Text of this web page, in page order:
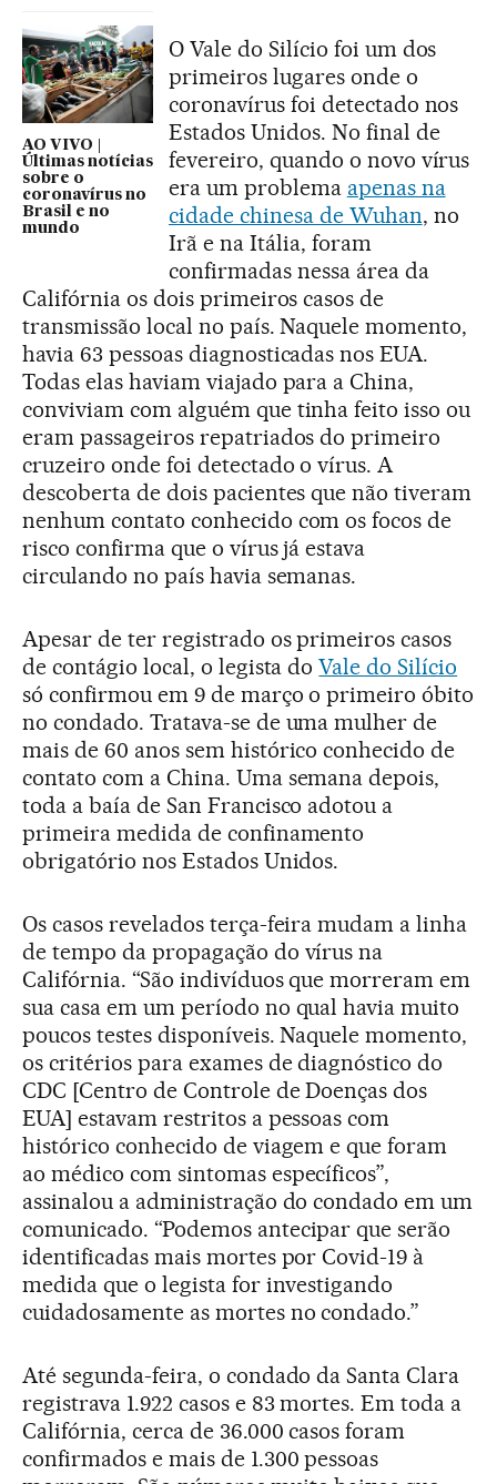
AO VIVO |
Últimas notícias
sobre o
coronavírus no
Brasil e no
mundo
O Vale do Silício foi um dos
primeiros lugares onde o
coronavírus foi detectado nos
Estados Unidos. No final de
fevereiro, quando o novo vírus
era um problema apenas na
cidade chinesa de Wuhan, no
Irã e na Itália, foram
confirmadas nessa área da
Califórnia os dois primeiros casos de
transmissão local no país. Naquele momento,
havia 63 pessoas diagnosticadas nos EUA.
Todas elas haviam viajado para a China,
conviviam com alguém que tinha feito isso ou
eram passageiros repatriados do primeiro
cruzeiro onde foi detectado o vírus. A
descoberta de dois pacientes que não tiveram
nenhum contato conhecido com os focos de
risco confirma que o vírus já estava
circulando no país havia semanas.
Apesar de ter registrado os primeiros casos
de contágio local, o legista doVale do Silício
só confirmou em 9 de março o primeiro óbito
no condado. Tratava-se de uma mulher de
mais de 60 anos sem histórico conhecido de
contato com a China. Uma semana depois,
toda a baía de San Francisco adotou a
primeira medida de confinamento
obrigatório nos Estados Unidos.
Os casos revelados terça-feira mudam a linha
de tempo da propagação do vírus na
Califórnia. “São indivíduos que morreram em
sua casa em um período no qual havia muito
poucos testes disponíveis. Naquele momento,
os critérios para exames de diagnóstico do
CDC [Centro de Controle de Doenças dos
EUA] estavam restritos a pessoas com
histórico conhecido de viagem e que foram
ao médico com sintomas específicos”,
assinalou a administração do condado em um
comunicado. “Podemos antecipar que serão
identificadas mais mortes por Covid-19 à
medida que o legista for investigando
cuidadosamente as mortes no condado.”
Até segunda-feira, o condado da Santa Clara
registrava 1.922 casos e 83 mortes. Em toda a
Califórnia, cerca de 36.000 casos foram
confirmados e mais de 1.300 pessoas